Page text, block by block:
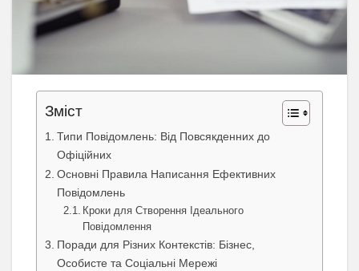
Зміст
Типи Повідомлень: Від Повсякденних до
Офіційних
Основні Правила Написання Ефективних
Повідомлень
Кроки для Створення Ідеального
Повідомлення
Поради для Різних Контекстів: Бізнес,
Особисте та Соціальні Мережі